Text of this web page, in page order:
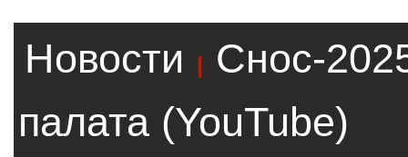
Новости |
Снос-
палата (YouTube)